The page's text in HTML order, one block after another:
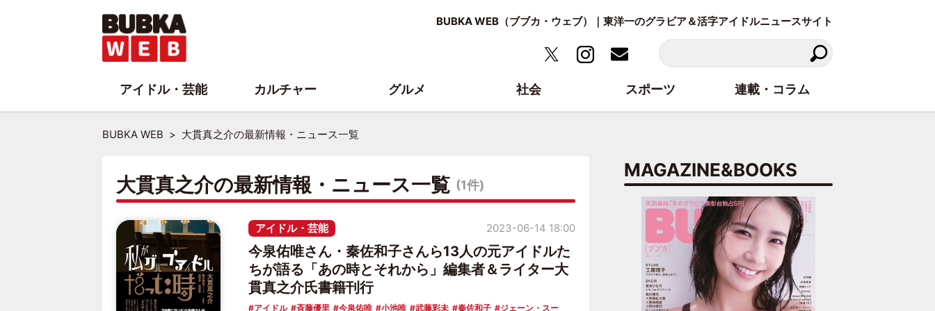
BUBKA WEB（ブブカ・ウェブ）｜東洋一のグラビア＆活字アイドルニュースサイト
BUBKA WEB 大貫真之介の最新情報・ニュース一覧
大貫真之介の最新情報・ニュース一覧 (1件)
アイドル・芸能
今泉佑唯さん・秦佐和子さんら13人の元アイドルた
ちが語る「あの時とそれから」編集者＆ライター大
貫真之介氏書籍刊行
アイドル 斉藤優里 今泉佑唯 小池唯 武藤彩未 秦佐和子 ジェーン・スー
2023-06-14 18:00
MAGAZINE&BOOKS
アイドル・芸能 カルチャー グルメ 社会 スポーツ 連載・コラム